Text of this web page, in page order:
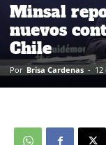
Minsal
nuevos
Chile
Por Brisa Cardenas - 12